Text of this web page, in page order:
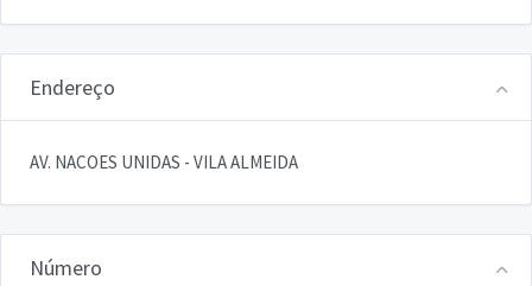
Endereço
AV. NACOES UNIDAS - VILA ALMEIDA
Número